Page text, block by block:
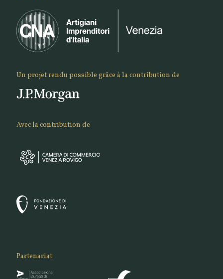
Un projet rendu possible grâce à la contribution de
Avec la contribution de
Partenariat